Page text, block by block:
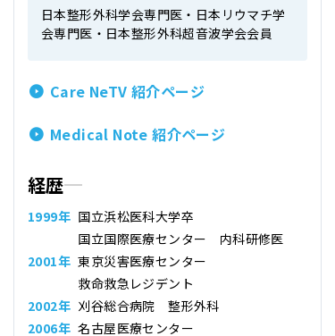
日本整形外科学会専門医・日本リウマチ学
会専門医・日本整形外科超音波学会会員
Care NeTV 紹介ページ
Medical Note 紹介ページ
経歴
1999年 国立浜松医科大学卒
国立国際医療センター 内科研修医
2001年 東京災害医療センター
救命救急レジデント
2002年 刈谷総合病院 整形外科
2006年 名古屋医療センター